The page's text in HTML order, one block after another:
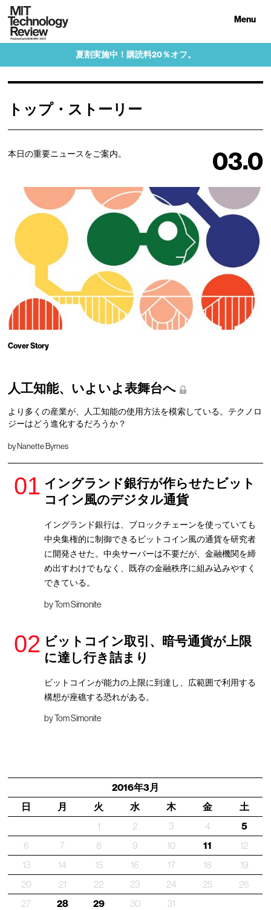
Menu
夏割実施中！購読料20％オフ。
トップ・ストーリー
本日の重要ニュースをご案内。 03.0
Cover Story
人工知能、いよいよ表舞台へ
より多くの産業が、人工知能の使用方法を模索している。テクノロ
ジーはどう進化するだろうか？
by Nanette Byrnes
イングランド銀行が作らせたビット
コイン風のデジタル通貨
イングランド銀行は、ブロックチェーンを使っていても
中央集権的に制御できるビットコイン風の通貨を研究者
に開発させた。中央サーバーは不要だが、金融機関を締
め出すわけでもなく、既存の金融秩序に組み込みやすく
できている。
byTom Simonite
ビットコイン取引、暗号通貨が上限
に達し行き詰まり
ビットコインが能力の上限に到達し、広範囲で利用する
構想が座礁する恐れがある。
byTom Simonite
2016年3月
日
月 火 水 木 金 土
1 2 3 4 5
6 7 8 9 10 11
12
13
14 15 16 17 18
19
20
21 22 23 24 25
26
27
28 29 30 31